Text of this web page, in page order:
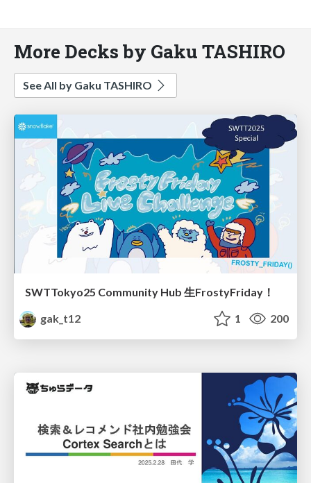
More Decks by Gaku TASHIRO
See All by Gaku TASHIRO
SWTTokyo25 Community Hub 生FrostyFriday！
gak_t12
1 200